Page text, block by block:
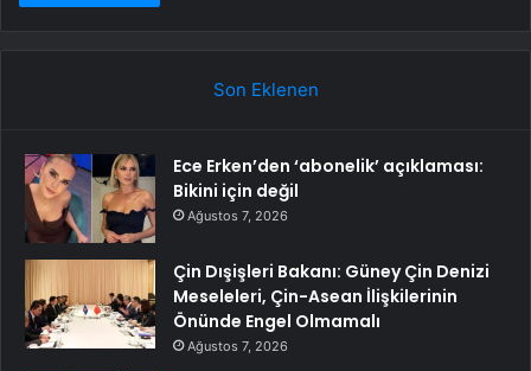
Son Eklenen
Ece Erken’den ‘abonelik’ açıklaması:
Bikini için değil
Ağustos 7, 2026
Çin Dışişleri Bakanı: Güney Çin Denizi
Meseleleri, Çin-Asean İlişkilerinin
Önünde Engel Olmamalı
Ağustos 7, 2026